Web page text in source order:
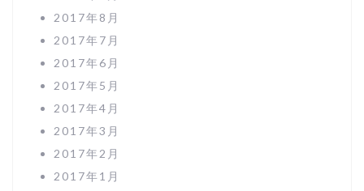
2017年8月
2017年7月
2017年6月
2017年5月
2017年4月
2017年3月
2017年2月
2017年1月